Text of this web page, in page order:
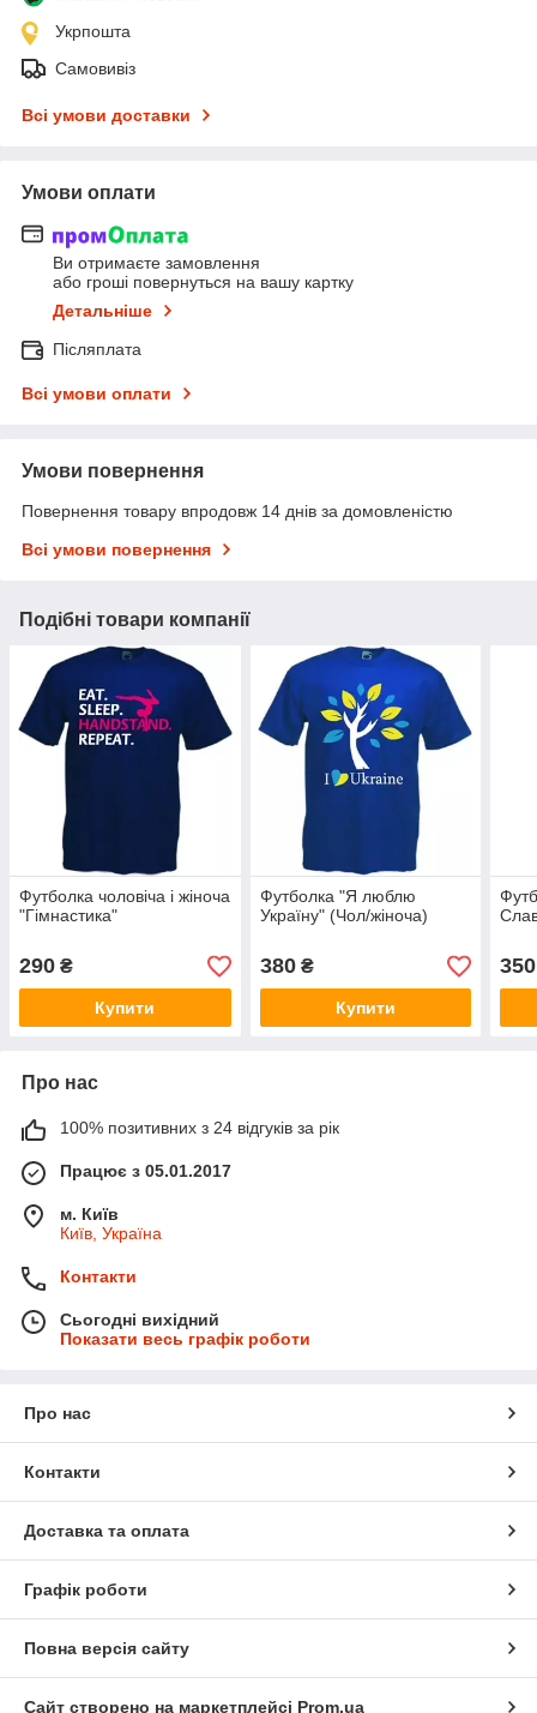
Укрпошта
Самовивіз
Всі умови доставки
Умови оплати
Ви отримаєте замовлення
або гроші повернуться на вашу картку
Детальніше
Післяплата
Всі умови оплати
Умови повернення
Повернення товару впродовж 14 днів за домовленістю
Всі умови повернення
Подібні товари компанії
Футболка чоловіча і жіноча
"Гімнастика"
290 ₴
Купити
Футболка "Я люблю
Україну" (Чол/жіноча)
380₴
Купити
350
Про нас
100% позитивних з 24 відгуків за рік
Працює з 05.01.2017
м. Київ
Київ, Україна
Контакти
Сьогодні вихідний
Показати весь графік роботи
Про нас
Контакти
Доставка та оплата
Графік роботи
Повна версія сайту
Сайт створено на маркетплейсі Prom.ua